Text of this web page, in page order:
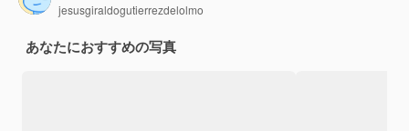
jesusgiraldogutierrezdelolmo
あなたにおすすめの写真